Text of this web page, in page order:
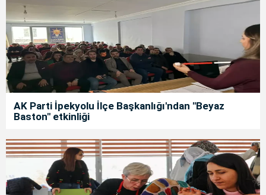
AK Parti İpekyolu İlçe Başkanlığı'ndan "Beyaz
Baston" etkinliği